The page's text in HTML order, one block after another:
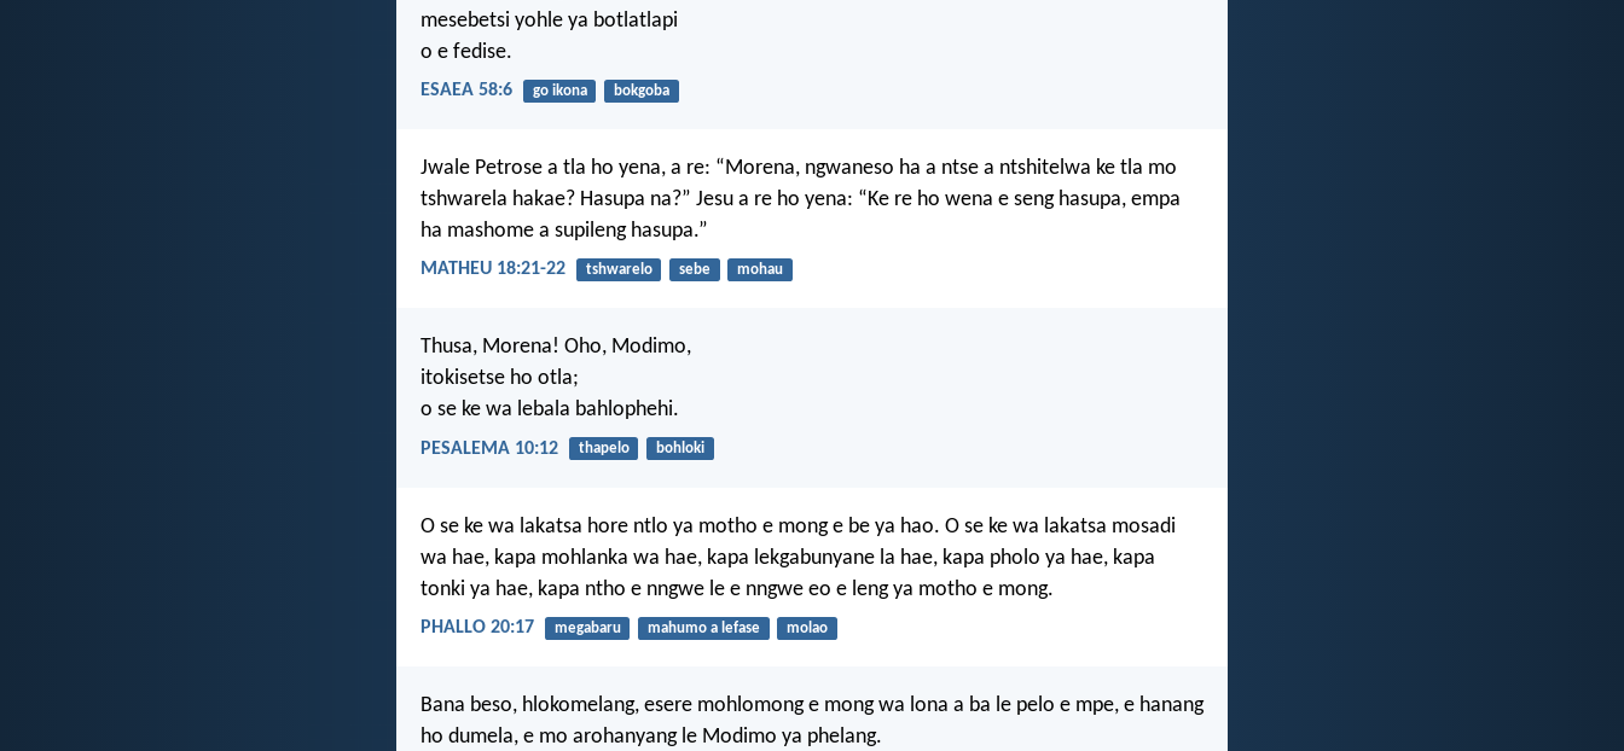
mesebetsi yohle ya botlatlapi
o e fedise.
ESAEA 58:6 go ikona bokgoba
Jwale Petrose a tla ho yena, a re: “Morena, ngwaneso ha a ntse a ntshitelwa ke tla mo
tshwarela hakae? Hasupa na?” Jesu a re ho yena: “Ke re ho wena e seng hasupa, empa
ha mashome a supileng hasupa.”
MATHEU 18:21-22 tshwarelo sebe mohau
Thusa, Morena! Oho, Modimo,
itokisetse ho otla;
o se ke wa lebala bahlophehi.
PESALEMA 10:12 thapelo bohloki
O se ke wa lakatsa hore ntlo ya motho e mong e be ya hao. O se ke wa lakatsa mosadi
wa hae, kapa mohlanka wa hae, kapa lekgabunyane la hae, kapa pholo ya hae, kapa
tonki ya hae, kapa ntho e nngwe le e nngwe eo e leng ya motho e mong.
PHALLO 20:17 megabaru mahumo a lefase molao
Bana beso, hlokomelang, esere mohlomong e mong wa lona a ba le pelo e mpe, e hanang
ho dumela, e mo arohanyang le Modimo ya phelang.